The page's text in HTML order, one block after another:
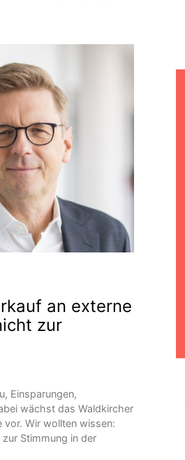
an externe
zur
Einsparungen,
wächst das Waldkircher
vor. Wir wollten wissen:
Stimmung in der